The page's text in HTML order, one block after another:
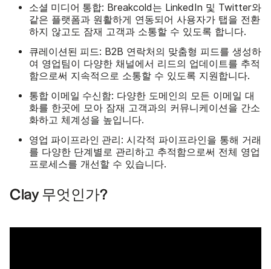
소셜 미디어 통합: Breakcold는 LinkedIn 및 Twitter와
같은 플랫폼과 원활하게 연동되어 사용자가 탭을 전환
하지 않고도 잠재 고객과 소통할 수 있도록 합니다.
큐레이션된 피드: B2B 연락처의 맞춤형 피드를 생성하
여 영업팀이 다양한 채널에서 리드의 업데이트를 추적
함으로써 지속적으로 소통할 수 있도록 지원합니다.
통합 이메일 수신함: 다양한 도메인의 모든 이메일 대
화를 한곳에 모아 잠재 고객과의 커뮤니케이션을 간소
화하고 체계성을 높입니다.
영업 파이프라인 관리: 시각적 파이프라인을 통해 거래
를 다양한 단계별로 관리하고 추적함으로써 전체 영업
프로세스를 개선할 수 있습니다.
Clay 무엇인가?